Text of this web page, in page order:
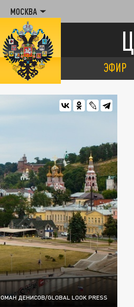
МОСКВА
ЭФИР
ДЕНИСОВ/GLOBAL LOOK PRESS